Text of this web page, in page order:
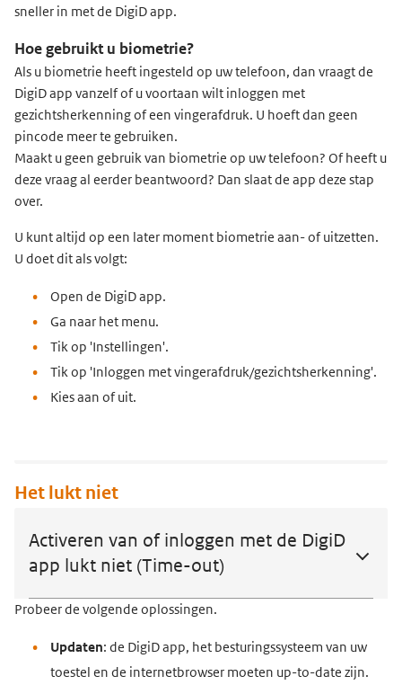
sneller in met de DigiD app.
Hoe gebruikt u biometrie?
Als u biometrie heeft ingesteld op uw telefoon, dan vraagt de
DigiD app vanzelf of u voortaan wilt inloggen met
gezichtsherkenning of een vingerafdruk. U hoeft dan geen
pincode meer te gebruiken.
Maakt u geen gebruik van biometrie op uw telefoon? Of heeft u
deze vraag al eerder beantwoord? Dan slaat de app deze stap
over.
U kunt altijd op een later moment biometrie aan- of uitzetten.
U doet dit als volgt:
Open de DigiD app.
Ga naar het menu.
Tik op 'Instellingen'.
Tik op 'Inloggen met vingerafdruk/gezichtsherkenning'.
Kies aan of uit.
Het lukt niet
Activeren van of inloggen met de DigiD
app lukt niet (Time-out)
Probeer de volgende oplossingen.
Updaten: de DigiD app, het besturingssysteem van uw
toestel en de internetbrowser moeten up-to-date zijn.